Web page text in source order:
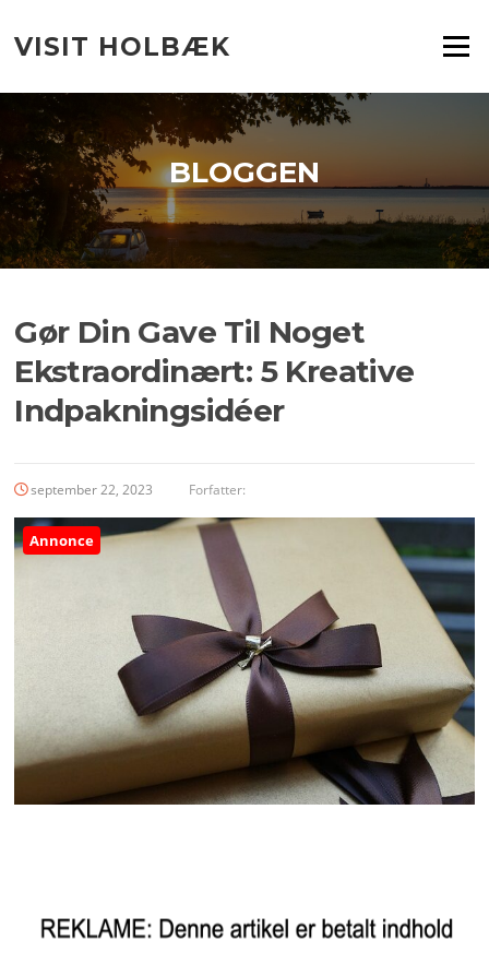
indhold
VISIT HOLBÆK Menu
BLOGGEN
Gør Din Gave Til Noget
Ekstraordinært: 5 Kreative
Indpakningsidéer
september 22, 2023 Forfatter:
Annonce